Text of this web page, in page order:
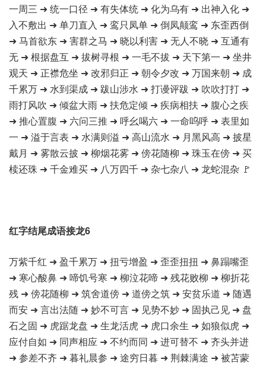
一周三 ➜ 统一口径 ➜ 有失体统 ➜ 化为乌有 ➜ 出神入化 ➜
入不敷出 ➜ 单刀直入 ➜ 鸾只凤单 ➜ 倒凤颠鸾 ➜ 东歪西倒
➜ 马首欲东 ➜ 害群之马 ➜ 晓以利害 ➜ 无人不晓 ➜ 互通有
无 ➜ 根据盘互 ➜ 拔树寻根 ➜ 一毛不拔 ➜ 天下第一 ➜ 坐井
观天 ➜ 正襟危坐 ➜ 改邪归正 ➜ 朝令夕改 ➜ 万国来朝 ➜ 成
千累万 ➜ 水到渠成 ➜ 跋山涉水 ➜ 打谩评跋 ➜ 吹吹打打 ➜
雨打风吹 ➜ 倾盆大雨 ➜ 扶危定倾 ➜ 疾病相扶 ➜ 腹心之疾
➜ 推心置腹 ➜ 六问三推 ➜ 呼幺喝六 ➜ 一命呜呼 ➜ 表里如
一 ➜ 溢于言表 ➜ 水满则溢 ➜ 高山流水 ➜ 月黑风高 ➜ 披星
戴月 ➜ 雾散云披 ➜ 柳烟花雾 ➜ 傍花随柳 ➜ 珠玉在傍 ➜ 买
椟还珠 ➜ 千金难买 ➜ 八万四千 ➜ 杂七杂八 ➜ 龙蛇混杂 🚩
红字结尾成语接龙6
万紫千红 ➜ 盈千累万 ➜ 扭亏增盈 ➜ 歪歪扭扭 ➜ 鼻蹋嘴歪
➜ 寒心酸鼻 ➜ 啼饥号寒 ➜ 柳泣花啼 ➜ 残花败柳 ➜ 柳折花
残 ➜ 傍花随柳 ➜ 筑舍道傍 ➜ 道傍之筑 ➜ 安贫乐道 ➜ 随遇
而安 ➜ 言出法随 ➜ 妙不可言 ➜ 见势不妙 ➜ 固执己见 ➜ 盘
石之固 ➜ 虎踞龙盘 ➜ 生龙活虎 ➜ 虎口余生 ➜ 如狼似虎 ➜
应付自如 ➜ 同声相应 ➜ 不约而同 ➜ 进可替不 ➜ 齐头并进
➜ 参差不齐 ➜ 暮礼晨参 ➜ 途穷日暮 ➜ 荆棘满途 ➜ 被苫蒙